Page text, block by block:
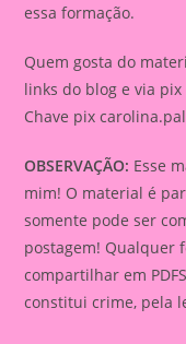
essa formação.
Quem gosta do
links do blog e via
Chave pix
OBSERVAÇÃO: Esse
mim! O material é
somente pode ser
postagem! Qualquer
compartilhar em
constitui crime, pela